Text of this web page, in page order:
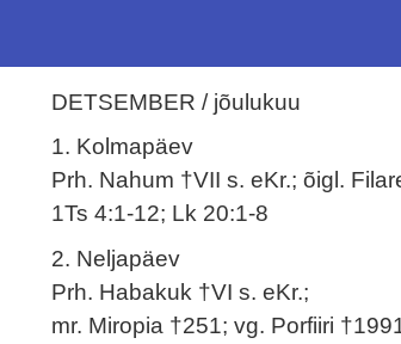
DETSEMBER / jõulukuu
1. Kolmapäev
Prh. Nahum †VII s. eKr.; õigl.
1Ts 4:1-12; Lk 20:1-8
2. Neljapäev
Prh. Habakuk †VI s. eKr.;
mr. Miropia †251; vg. Porfiiri